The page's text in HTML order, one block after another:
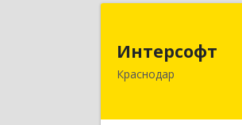
Интерсофт
Краснодар
350020,
Краснодар г,